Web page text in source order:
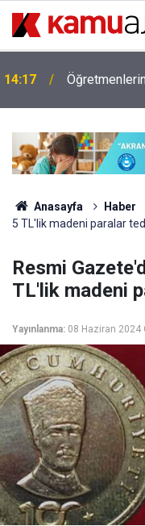
14:17 Öğretmenlerin
Anasayfa Haber
5 TL'lik madeni paralar
Resmi
TL'lik madeni
Yayınlanma: 08 Haziran 2024